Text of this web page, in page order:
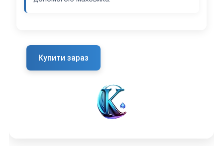
Купити зараз